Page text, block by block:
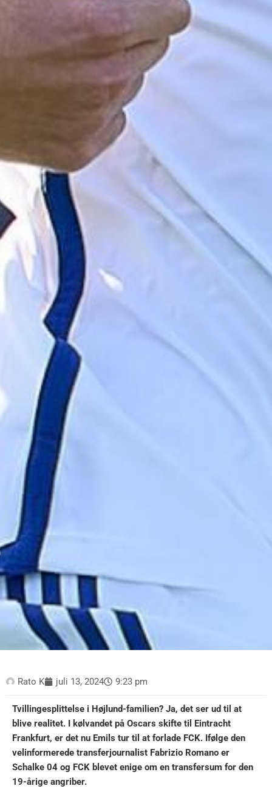
Rato K juli 13, 2024 9:23 pm
Tvillingesplittelse i Højlund-familien? Ja, det ser ud til at
blive realitet. I kølvandet på Oscars skifte til Eintracht
Frankfurt, er det nu Emils tur til at forlade FCK. Ifølge den
velinformerede transferjournalist Fabrizio Romano er
Schalke 04 og FCK blevet enige om en transfersum for den
19-årige angriber.